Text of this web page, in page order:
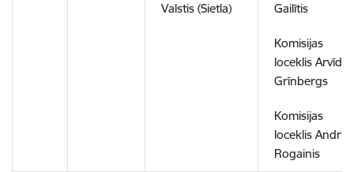
Valstis (Sietla)
Gailītis
Komisijas
loceklis Arvīds
Grīnbergs
Komisijas
loceklis Andris
Rogainis